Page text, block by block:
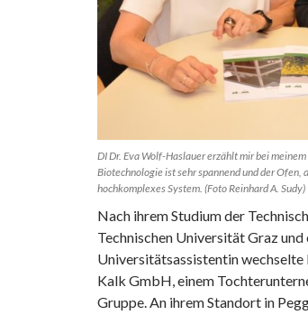
DI Dr. Eva Wolf-Haslauer erzählt mir bei
Biotechnologie ist sehr spannend und der
hochkomplexes System. (Foto Reinhard A. Sudy)
Nach ihrem Studium der
Technischen Universität Graz und
Universitätsassistentin
Kalk GmbH, einem
Gruppe. An ihrem Standort in